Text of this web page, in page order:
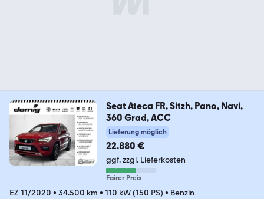
Seat Ateca FR, Sitzh, Pano, Navi,
360 Grad, ACC
Lieferung möglich
22.880 €
ggf. zzgl. Lieferkosten
Fairer Preis
EZ 11/2020 • 34.500 km • 110 kW (150 PS) • Benzin